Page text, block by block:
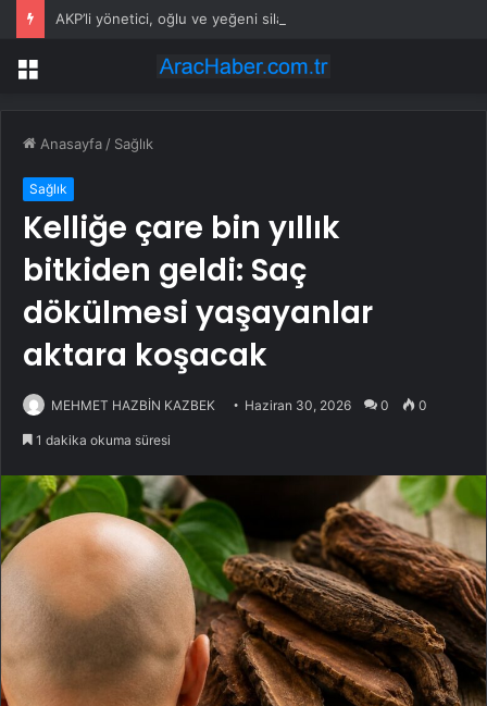
Menü
Anasayfa / Sağlık
Sağlık
Kelliğe çare bin yıllık
bitkiden geldi: Saç
dökülmesi yaşayanlar
aktara koşacak
MEHMET HAZBİN KAZBEK Haziran 30, 2026 0 0
1 dakika okuma süresi